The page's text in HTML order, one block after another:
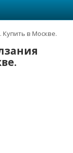
Купить в Москве.